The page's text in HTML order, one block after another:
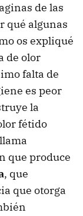
de las
qué algunas
os expliqué
de olor
falta de
es peor
la
fétido
que produce
, que
que otorga